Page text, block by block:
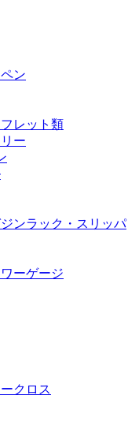
ン
レット類
ー
ンラック・スリッパ
ーゲージ
クロス